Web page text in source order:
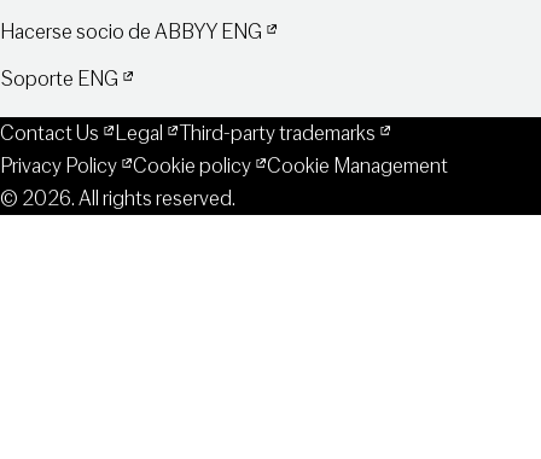
Hacerse socio de ABBYY ENG
Soporte ENG
Contact Us Legal
Third-party trademarks
Privacy Policy
Cookie policy
Cookie Management
© 2026. All rights reserved.